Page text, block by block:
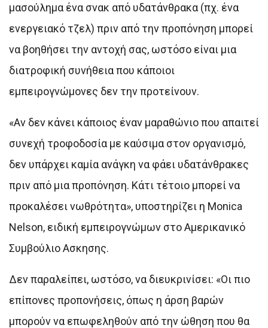
μασούλημα ένα σνακ από υδατάνθρακα (πχ. ένα
ενεργειακό τζελ) πριν από την προπόνηση μπορεί
να βοηθήσει την αντοχή σας, ωστόσο είναι μια
διατροφική συνήθεια που κάποιοι
εμπειρογνώμονες δεν την προτείνουν.
«Αν δεν κάνει κάποιος έναν μαραθώνιο που απαιτεί
συνεχή τροφοδοσία με καύσιμα στον οργανισμό,
δεν υπάρχει καμία ανάγκη να φάει υδατάνθρακες
πριν από μια προπόνηση. Κάτι τέτοιο μπορεί να
προκαλέσει νωθρότητα», υποστηρίζει η Monica
Nelson, ειδική εμπειρογνώμων στο Αμερικανικό
Συμβούλιο Ασκησης.
Δεν παραλείπει, ωστόσο, να διευκρινίσει: «Οι πιο
επίπονες προπονήσεις, όπως η άρση βαρών
μπορούν να επωφεληθούν από την ώθηση που θα